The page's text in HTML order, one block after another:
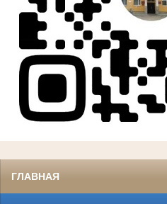
ГЛАВНАЯ